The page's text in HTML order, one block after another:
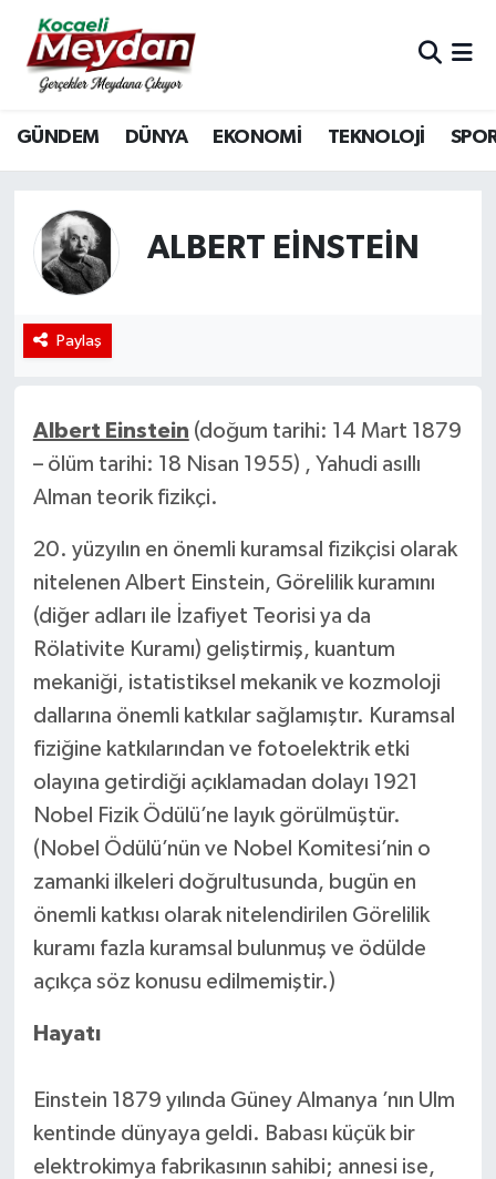
GÜNDEM DÜNYA EKONOMİ TEKNOLOJİ
ALBERT EINSTEIN
Paylaş
Albert Einstein (doğum tarihi: 14 Mart 1879
– ölüm tarihi: 18 Nisan 1955) , Yahudi asıllı
Alman teorik fizikçi.
20. yüzyılın en önemli kuramsal fizikçisi olarak
nitelenen Albert Einstein, Görelilik kuramını
(diğer adları ile İzafiyet Teorisi ya da
Rölativite Kuramı) geliştirmiş, kuantum
mekaniği, istatistiksel mekanik ve kozmoloji
dallarına önemli katkılar sağlamıştır. Kuramsal
fiziğine katkılarından ve fotoelektrik etki
olayına getirdiği açıklamadan dolayı 1921
Nobel Fizik Ödülü’ne layık görülmüştür.
(Nobel Ödülü’nün ve Nobel Komitesi’nin o
zamanki ilkeleri doğrultusunda, bugün en
önemli katkısı olarak nitelendirilen Görelilik
kuramı fazla kuramsal bulunmuş ve ödülde
açıkça söz konusu edilmemiştir.)
Hayatı
Einstein 1879 yılında Güney Almanya ’nın Ulm
kentinde dünyaya geldi. Babası küçük bir
elektrokimya fabrikasının sahibi; annesi ise,
Nöbetçi Eczaneler
Hava Durumu
Süper Lig Puan Durumu ve Fikstür
Haber Arşivi